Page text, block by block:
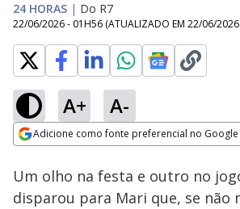
24 HORAS | Do R7
22/06/2026 - 01H56 (ATUALIZADO EM 22/06/
A+ A-
Adicione como fonte preferencial no Google
Ativar
Loaded
19.37%
Um olho na festa e outro no
disparou para Mari que, se não